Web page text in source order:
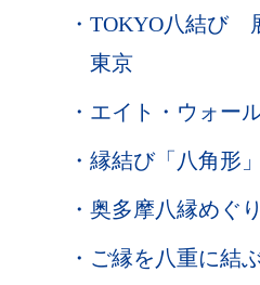
・ TOKYO八結び
東京
・ エイト・ウォー
・ 縁結び「八角形
・ 奥多摩八縁めぐり
・ ご縁を八重に結